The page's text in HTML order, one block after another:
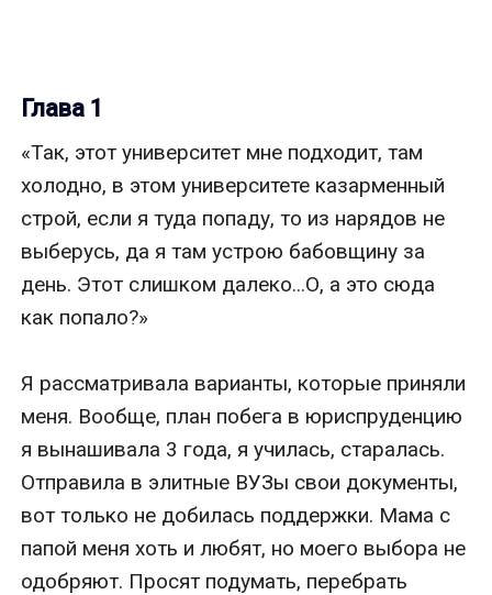
Глава 1
«Так, этот университет мне подходит, там
холодно, в этом университете казарменный
строй, если я туда попаду, то из нарядов не
выберусь, да я там устрою бабовщину за
день. Этот слишком далеко...О, а это сюда
как попало?»
Я рассматривала варианты, которые приняли
меня. Вообще, план побега в юриспруденцию
я вынашивала 3 года, я училась, старалась.
Отправила в элитные ВУЗы свои документы,
вот только не добилась поддержки. Мама с
папой меня хоть и любят, но моего выбора не
одобряют. Просят подумать, перебрать